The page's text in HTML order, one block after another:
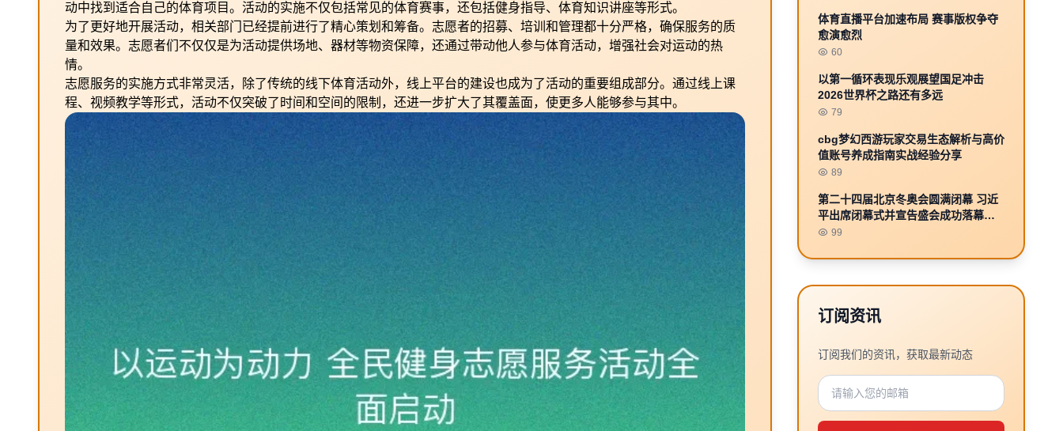
动中找到适合自己的体育项目。活动的实施不仅包括常见的体育赛事，还包括健身指导、体育知识讲座等形式。
为了更好地开展活动，相关部门已经提前进行了精心策划和筹备。志愿者的招募、培训和管理都十分严格，确保服务的质
量和效果。志愿者们不仅仅是为活动提供场地、器材等物资保障，还通过带动他人参与体育活动，增强社会对运动的热
情。
志愿服务的实施方式非常灵活，除了传统的线下体育活动外，线上平台的建设也成为了活动的重要组成部分。通过线上课
程、视频教学等形式，活动不仅突破了时间和空间的限制，还进一步扩大了其覆盖面，使更多人能够参与其中。
体育直播平台加速布局 赛事版权争夺
愈演愈烈
60
以第一循环表现乐观展望国足冲击
2026世界杯之路还有多远
79
cbg梦幻西游玩家交易生态解析与高价
值账号养成指南实战经验分享
89
第二十四届北京冬奥会圆满闭幕 习近
平出席闭幕式并宣告盛会成功落幕共
襄冰雪荣耀
99
订阅资讯
订阅我们的资讯，获取最新动态